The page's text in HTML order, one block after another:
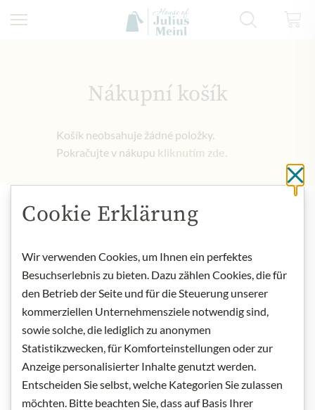
Nákupní košík
Košík neobsahuje žádné položky.
Pokračujte v nákupu kliknutím zde.
Dárkové koše
Cookie Erklärung
Wir verwenden Cookies, um Ihnen ein perfektes
Besuchserlebnis zu bieten. Dazu zählen Cookies, die für
den Betrieb der Seite und für die Steuerung unserer
kommerziellen Unternehmensziele notwendig sind,
sowie solche, die lediglich zu anonymen
Statistikzwecken, für Komforteinstellungen oder zur
Anzeige personalisierter Inhalte genutzt werden.
Entscheiden Sie selbst, welche Kategorien Sie zulassen
möchten. Bitte beachten Sie, dass auf Basis Ihrer